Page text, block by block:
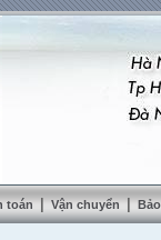
toán | Vận chuyển |